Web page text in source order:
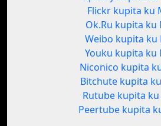
Flickr kupita ku
Ok.Ru kupita ku
Weibo kupita ku
Youku kupita ku
Niconico kupita
Bitchute kupita
Rutube kupita ku
Peertube kupita